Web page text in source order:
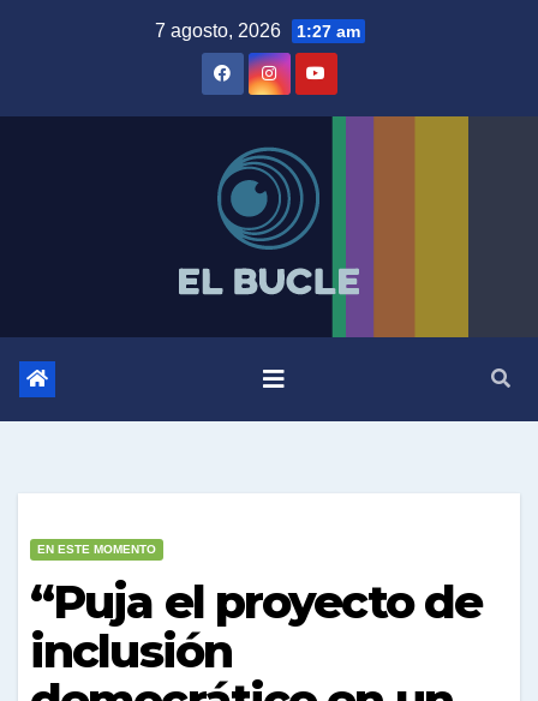
7 agosto, 2026 1:27 am
EN ESTE MOMENTO
“Puja el proyecto de
inclusión